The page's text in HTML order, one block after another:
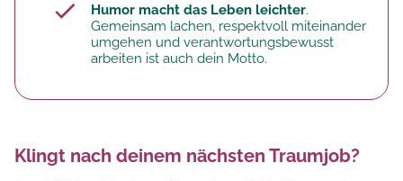
Humor macht das Leben leichter.
Gemeinsam lachen, respektvoll miteinander
umgehen und verantwortungsbewusst
arbeiten ist auch dein Motto.
Klingt nach deinem nächsten Traumjob?